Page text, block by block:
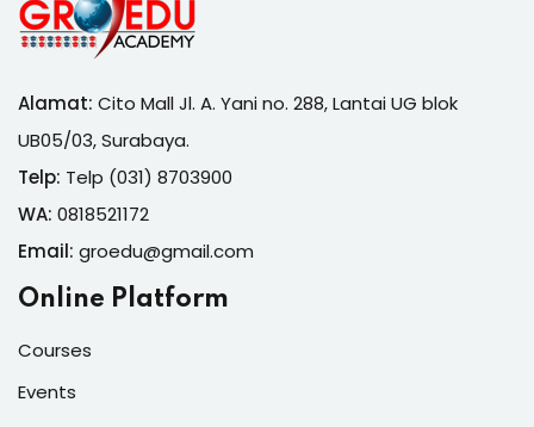
Alamat: Cito Mall Jl. A. Yani no. 288, Lantai UG blok
UB05/03, Surabaya.
Telp: Telp (031) 8703900
WA: 0818521172
Email: groedu@gmail.com
Online Platform
Courses
Events